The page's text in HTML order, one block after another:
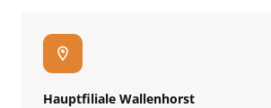
location_on
Hauptfiliale Wallenhorst